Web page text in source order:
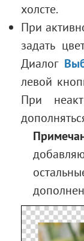
холсте.
При
задать
Диалог
левой
При